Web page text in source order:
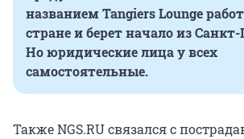
названием Tangiers Lounge
стране и берет начало из
Но юридические лица у всех
самостоятельные.
Также NGS.RU связался с